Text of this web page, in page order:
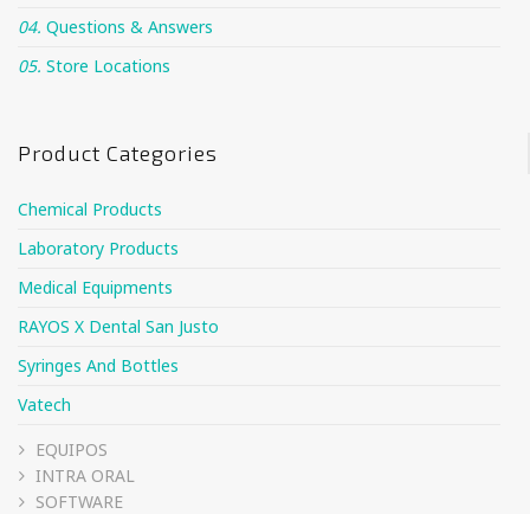
04. Questions & Answers
05. Store Locations
Product Categories
Chemical Products
Laboratory Products
Medical Equipments
RAYOS X Dental San Justo
Syringes And Bottles
Vatech
EQUIPOS
INTRA ORAL
SOFTWARE